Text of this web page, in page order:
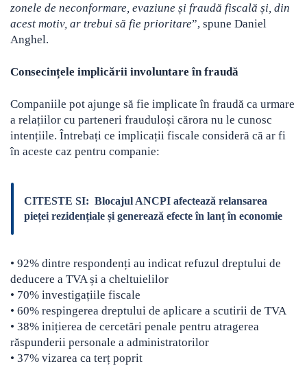
zonele de neconformare, evaziune și fraudă fiscală și, din
acest motiv, ar trebui să fie prioritare”, spune Daniel
Anghel.
Consecințele implicării involuntare în fraudă
Companiile pot ajunge să fie implicate în fraudă ca urmare
a relațiilor cu parteneri frauduloși cărora nu le cunosc
intențiile. Întrebați ce implicații fiscale consideră că ar fi
în aceste caz pentru companie:
CITESTE SI: Blocajul ANCPI afectează relansarea
pieței rezidențiale și generează efecte în lanț în economie
• 92% dintre respondenți au indicat refuzul dreptului de
deducere a TVA și a cheltuielilor
• 70% investigațiile fiscale
• 60% respingerea dreptului de aplicare a scutirii de TVA
• 38% inițierea de cercetări penale pentru atragerea
răspunderii personale a administratorilor
• 37% vizarea ca terț poprit